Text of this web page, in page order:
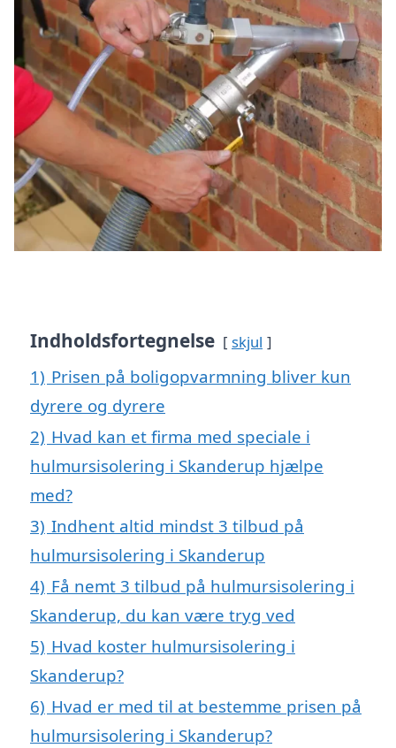
Indholdsfortegnelse skjul
1) Prisen på boligopvarmning bliver kun
dyrere og dyrere
2) Hvad kan et firma med speciale i
hulmursisolering i Skanderup hjælpe
med?
3) Indhent altid mindst 3 tilbud på
hulmursisolering i Skanderup
4) Få nemt 3 tilbud på hulmursisolering i
Skanderup, du kan være tryg ved
5) Hvad koster hulmursisolering i
Skanderup?
6) Hvad er med til at bestemme prisen på
hulmursisolering i Skanderup?